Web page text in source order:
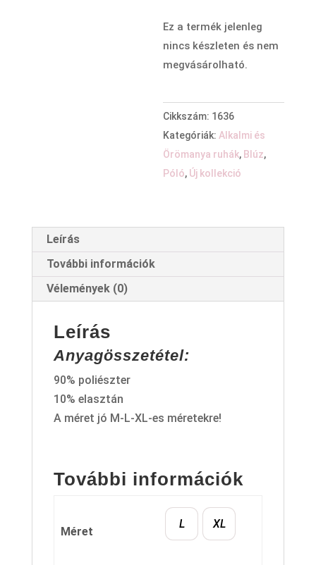
Ez a termék jelenleg
nincs készleten és nem
megvásárolható.
Cikkszám: 1636
Kategóriák: Alkalmi és
Örömanya ruhák, Blúz,
Póló, Új kollekció
Leírás
További információk
Vélemények (0)
Leírás
Anyagösszetétel:
90% poliészter
10% elasztán
A méret jó M-L-XL-es méretekre!
További információk
Méret
L XL